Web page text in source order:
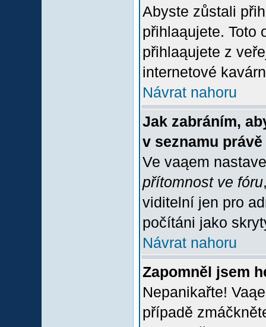
Abyste zůstali
přihlaąujete. Toto
přihlaąujete z
internetové
Návrat nahoru
Jak zabráním,
v seznamu
Ve vaąem
přítomnost ve fóru
viditelní jen pro
počítáni jako
Návrat nahoru
Zapomněl jsem
Nepanikařte!
případě